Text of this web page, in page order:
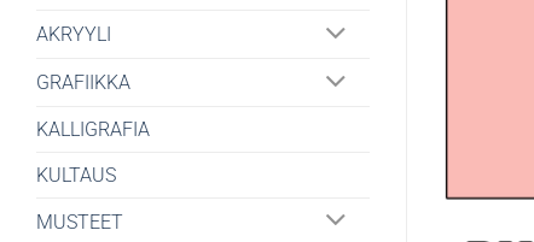
AKRYYLI
GRAFIIKKA
KALLIGRAFIA
KULTAUS
MUSTEET